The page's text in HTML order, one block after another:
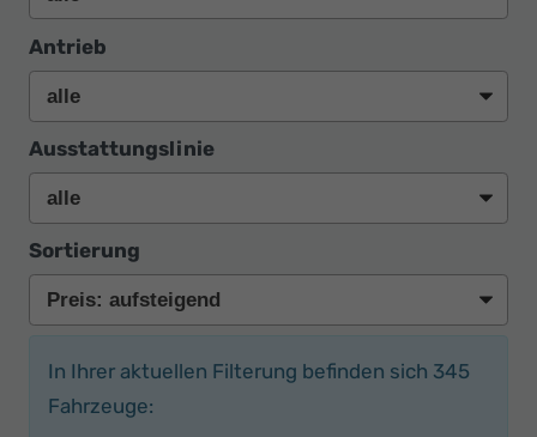
Antrieb
Ausstattungslinie
Sortierung
In Ihrer aktuellen Filterung befinden sich 345
Fahrzeuge: